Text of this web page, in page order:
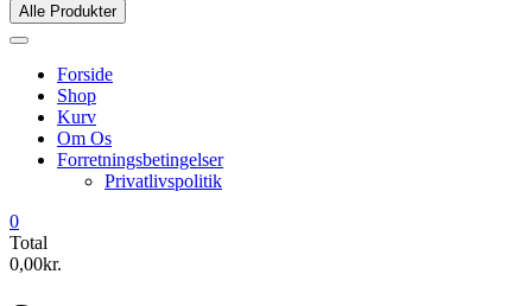
Alle Produkter
Forside
Shop
Kurv
Om Os
Forretningsbetingelser
Privatlivspolitik
0
Total
0,00kr.